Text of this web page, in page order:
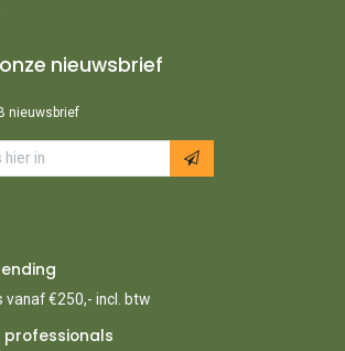
nieuwsbrief
nieuwsbrief
€250,- incl. btw
professionals